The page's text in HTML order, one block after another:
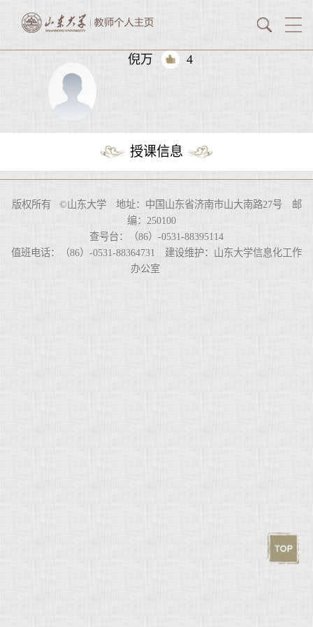
倪万 4
授课信息
版权所有 ©山东大学 地址：中国山东省济南市山大南路27号 邮
编：250100
查号台：（86）-0531-88395114
值班电话：（86）-0531-88364731 建设维护：山东大学信息化工作
办公室